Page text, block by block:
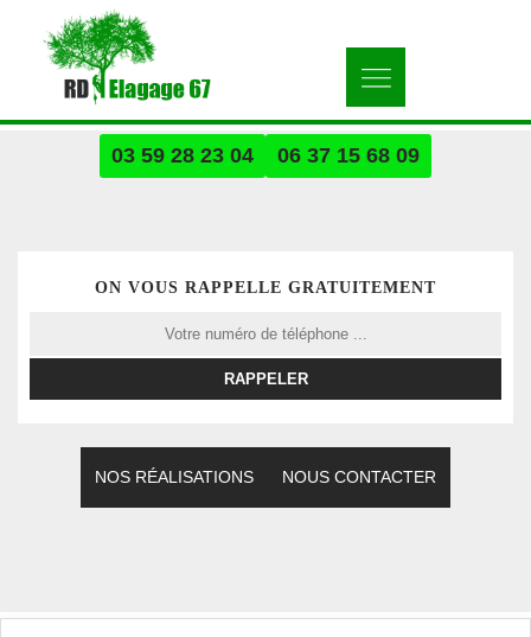
03 59 28 23 04 06 37 15 68 09
ON VOUS RAPPELLE GRATUITEMENT
NOS RÉALISATIONS NOUS CONTACTER